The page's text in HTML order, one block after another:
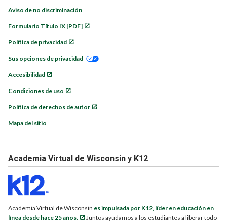
Aviso de no discriminación
Formulario Título IX [PDF]
Política de privacidad
Sus opciones de privacidad
Accesibilidad
Condiciones de uso
Política de derechos de autor
Mapa del sitio
Academia Virtual de Wisconsin y K12
Academia Virtual de Wisconsin es impulsada por K12, líder en educación en
línea desde hace 25 años.
Juntos ayudamos a los estudiantes a liberar todo